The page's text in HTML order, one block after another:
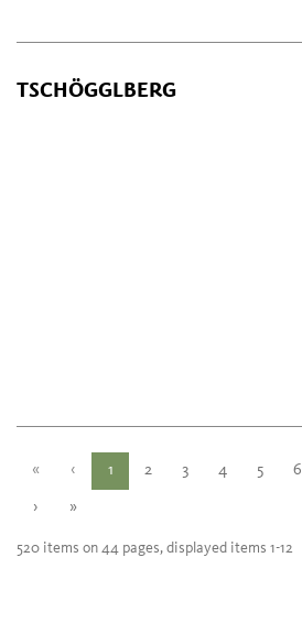
TSCHÖGGLBERG
« ‹ 1 2 3 4 5 6
› »
520 items on 44 pages, displayed items 1-12